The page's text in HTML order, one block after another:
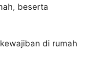
beserta
di rumah